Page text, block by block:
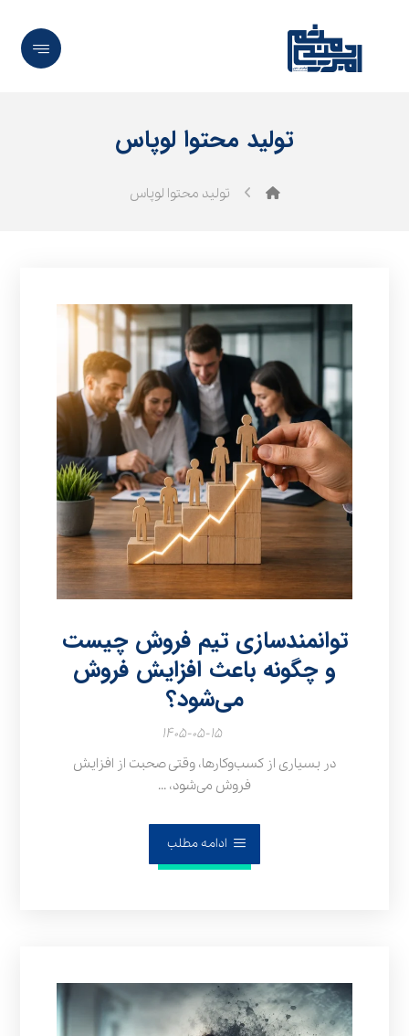
تولید محتوا لوپاس
تولید محتوا لوپاس
توانمندسازی تیم فروش چیست
و چگونه باعث افزایش فروش
می‌شود؟
۱۴۰۵-۰۵-۱۵
در بسیاری از کسب‌وکارها، وقتی صحبت از افزایش
فروش می‌شود، ...
ادامه مطلب